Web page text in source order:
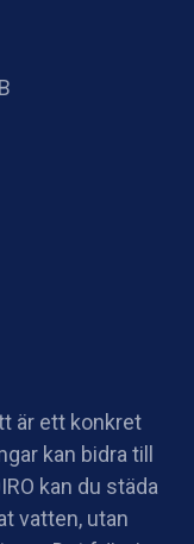
är ett konkret
kan bidra till
kan du städa
vatten, utan